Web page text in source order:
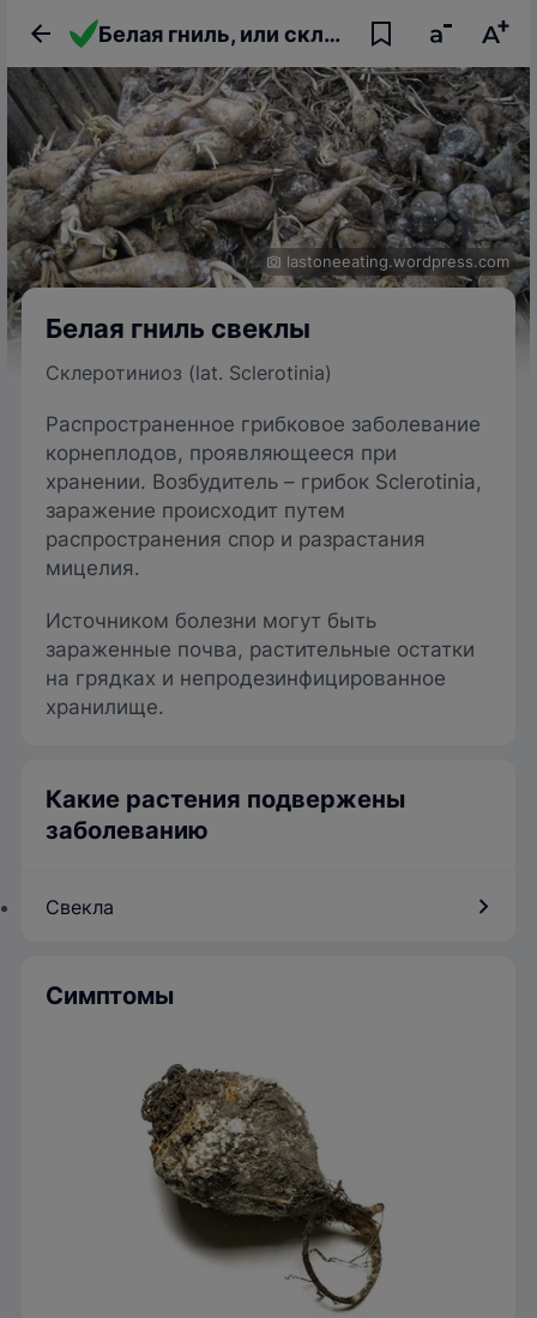
Белая гниль, или склеротиниоз свеклы
lastoneeating.wordpress.com
Белая гниль свеклы
Склеротиниоз (lat. Sclerotinia)
Распространенное грибковое заболевание
корнеплодов, проявляющееся при
хранении. Возбудитель – грибок Sclerotinia,
заражение происходит путем
распространения спор и разрастания
мицелия.
Источником болезни могут быть
зараженные почва, растительные остатки
на грядках и непродезинфицированное
хранилище.
Какие растения подвержены
заболеванию
Свекла
Симптомы